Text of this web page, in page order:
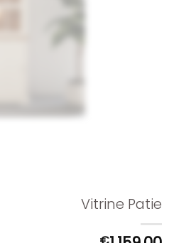
Vitrine Patie